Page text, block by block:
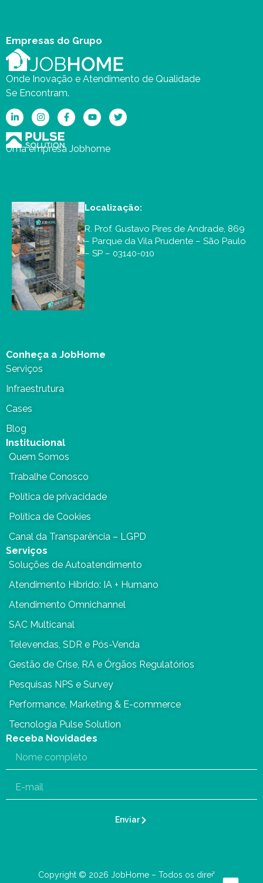
Empresas do Grupo
Onde Inovação e Atendimento de Qualidade
Se Encontram.
Uma empresa Jobhome
Localização:
R. Prof. Gustavo Pires de Andrade, 869
– Parque da Vila Prudente – São Paulo
– SP – 03140-010
Conheça a JobHome
Serviços
Infraestrutura
Cases
Blog
Institucional
Quem Somos
Trabalhe Conosco
Política de privacidade
Política de Cookies
Canal da Transparência – LGPD
Serviços
Soluções de Autoatendimento
Atendimento Híbrido: IA + Humano
Atendimento Omnichannel
SAC Multicanal
Televendas, SDR e Pós-Venda
Gestão de Crise, RA e Órgãos Regulatórios
Pesquisas NPS e Survey
Performance, Marketing & E-commerce
Tecnologia Pulse Solution
Receba Novidades
Enviar
Copyright © 2026 JobHome – Todos os direitos